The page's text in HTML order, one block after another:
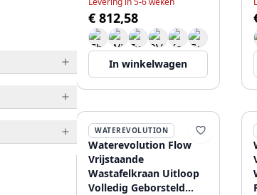
T113LE
€ 812,58
In winkelwagen
WATEREVOLUTION
Waterevolution Flow
Vrijstaande
Wastafelkraan Uitloop
Volledig Geborsteld